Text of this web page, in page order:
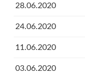
28.06.2020
24.06.2020
11.06.2020
03.06.2020